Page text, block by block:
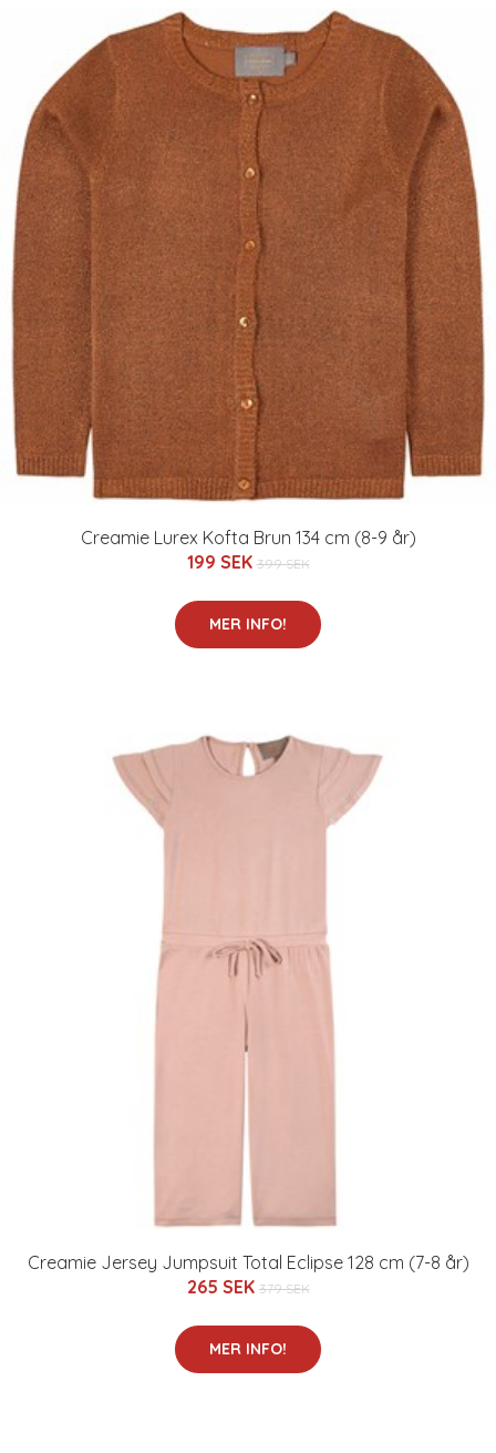
Creamie Lurex Kofta Brun 134 cm (8-9 år)
199 SEK 399 SEK
MER INFO!
Creamie Jersey Jumpsuit Total Eclipse 128 cm (7-8 år)
265 SEK 379 SEK
MER INFO!